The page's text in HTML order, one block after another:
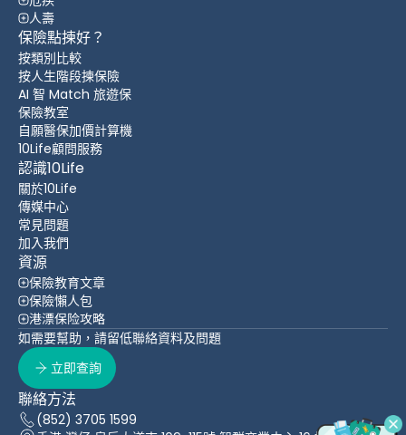
人壽
保險點揀好？
按類別比較
按人生階段揀保險
AI 智 Match 旅遊保
保險教室
自願醫保加價計算機
10Life顧問服務
認識10Life
關於10Life
傳媒中心
常見問題
加入我們
資源
保險教育文章
保險懶人包
港漂保险攻略
如需要幫助，請留低聯絡資料及問題
立即查詢
聯絡方法
(852) 3705 1599